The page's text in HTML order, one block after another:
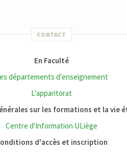
CONTACT
En Faculté
départements d'enseignement
L'apparitorat
sur les formations et la vie
Centre d'Information ULiège
d'accès et inscription